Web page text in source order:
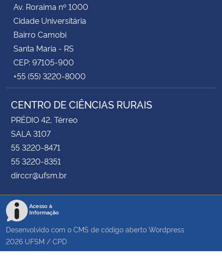
Av. Roraima nº 1000
Cidade Universitária
Bairro Camobi
Santa Maria - RS
CEP: 97105-900
+55 (55) 3220-8000
CENTRO DE CIÊNCIAS RURAIS
PRÉDIO 42, Térreo
SALA 3107
55 3220-8471
55 3220-8351
dirccr@ufsm.br
Acesso à
Informação
Desenvolvido com o CMS de código aberto Wordpress
2026 UFSM / CPD